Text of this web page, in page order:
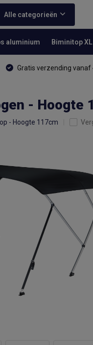
Alle categorieën
aluminium Biminitop XL
Gratis verzending vanaf
- Hoogte
- Hoogte 117cm